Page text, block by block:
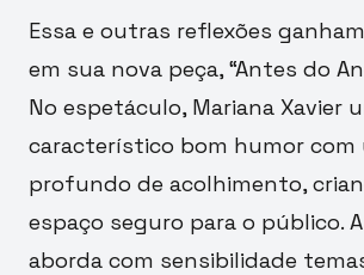
Essa e outras reflexões
em sua nova peça, “Antes do
No espetáculo, Mariana Xavier
característico bom humor com
profundo de acolhimento,
espaço seguro para o público.
aborda com sensibilidade